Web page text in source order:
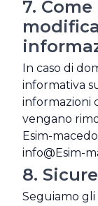
7.
In caso di
informativa
informazioni
vengano
Esim-
info@Esim-
8.
Seguiamo